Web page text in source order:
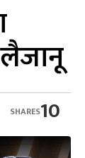
10
SHARES